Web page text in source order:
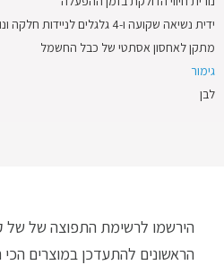
ידית נשיאה שקועה ו-4 גלגלים לניידות חלקה ונוחה במיוחד
מתקן לאחסון אסתטי של כבל החשמל
גימור
לבן
הירשמו לרשימת התפוצה של של
הראשונים להתעדכן במוצרים